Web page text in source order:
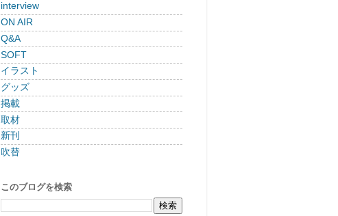
interview
ON AIR
Q&A
SOFT
イラスト
グッズ
掲載
取材
新刊
吹替
このブログを検索